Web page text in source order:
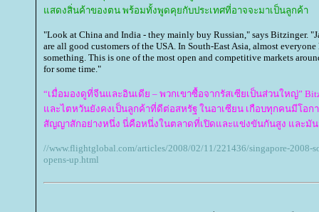
สดงสิ่นค้าของตน พร้อมทั้งพูดคุยกับประเทศที่อาจจะมาเป็นลูกค้า
"Look at China and India - they mainly buy Russian," says Bitzinger.
are all good customers of the USA. In South-East Asia, almost
something. This is one of the most open and competitive markets
for some time."
“เมื่อมองดูที่จีนและอินเดีย – พวกเขาซื้อจากรัสเซียเป็นส่วนใหญ่”
ละไตหวันยังคงเป็นลูกค้าที่ดีต่อสหรัฐ ในอาเซียน เกือบทุกคนมีโอก
สัญญาสักอย่างหนึ่ง นี่คือหนึ่งในตลาดที่เปิดและแข่งขันกันสูง และมัน
//www.flightglobal.com/articles/2008/02/11/221436/singapore-2008-
opens-up.html